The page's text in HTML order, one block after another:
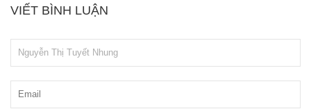
VIẾT BÌNH LUẬN